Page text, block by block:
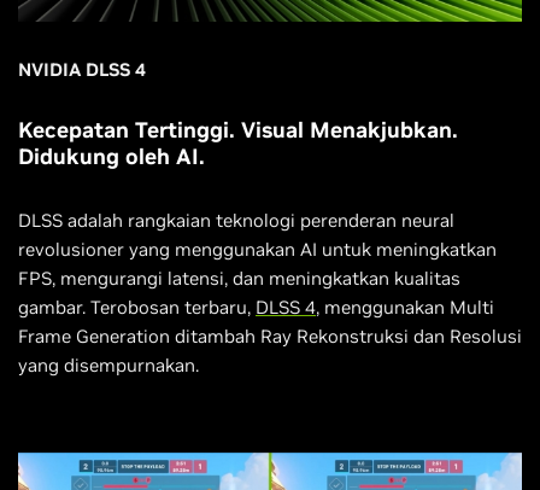
NVIDIA DLSS 4
Kecepatan Tertinggi. Visual Menakjubkan.
Didukung oleh AI.
DLSS adalah rangkaian teknologi perenderan neural
revolusioner yang menggunakan AI untuk meningkatkan
FPS, mengurangi latensi, dan meningkatkan kualitas
gambar. Terobosan terbaru, DLSS 4, menggunakan Multi
Frame Generation ditambah Ray Rekonstruksi dan Resolusi
yang disempurnakan.